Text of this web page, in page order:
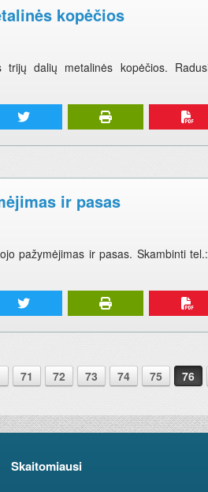
kopėčios
trijų dalių metalinės kopėčios.
ir pasas
pažymėjimas ir pasas. Skambinti
71 72 73 74 75 76
Skaitomiausi